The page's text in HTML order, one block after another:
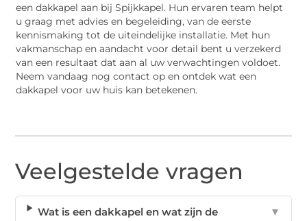
een dakkapel aan bij Spijkkapel. Hun ervaren team helpt
u graag met advies en begeleiding, van de eerste
kennismaking tot de uiteindelijke installatie. Met hun
vakmanschap en aandacht voor detail bent u verzekerd
van een resultaat dat aan al uw verwachtingen voldoet.
Neem vandaag nog contact op en ontdek wat een
dakkapel voor uw huis kan betekenen.
Veelgestelde vragen
Wat is een dakkapel en wat zijn de
▼